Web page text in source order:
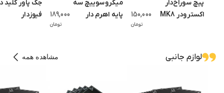
پیچ سوراخ‌دار
اکسترودر MK8
150,000
تومان
میکروسوییچ سه
پایه اهرم دار
189,000
تومان
جک پاور کلید
فیوزدار
لوازم جانبی مشاهده همه